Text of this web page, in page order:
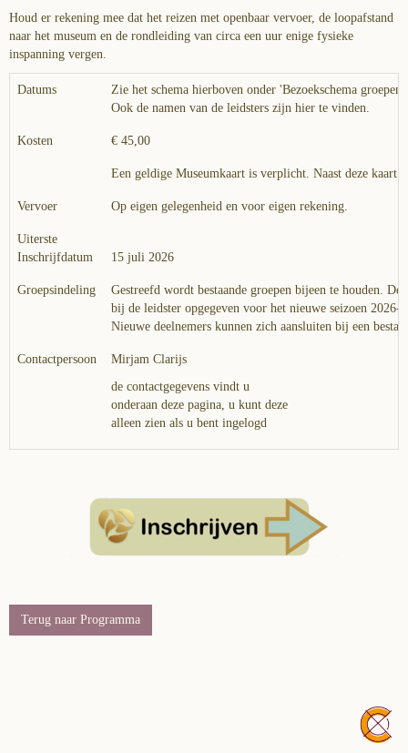
Houd er rekening mee dat het reizen met openbaar vervoer, de loopafstand
naar het museum en de rondleiding van circa een uur enige fysieke
inspanning vergen.
Datums
Zie het schema hierboven onder 'Bezoekschema
Ook de namen van de leidsters zijn hier te vinden.
Kosten € 45,00
Een geldige Museumkaart is verplicht. Naast deze kaart
Vervoer Op eigen gelegenheid en voor eigen rekening.
Uiterste
Inschrijfdatum
15 juli 2026
Groepsindeling
Gestreefd wordt bestaande groepen bijeen te houden.
bij de leidster opgegeven voor het nieuwe seizoen 2026-
Nieuwe deelnemers kunnen zich aansluiten bij een
Contactpersoon
Mirjam Clarijs
de contactgegevens vindt u
onderaan deze pagina, u kunt deze
alleen zien als u bent ingelogd
Terug naar Programma